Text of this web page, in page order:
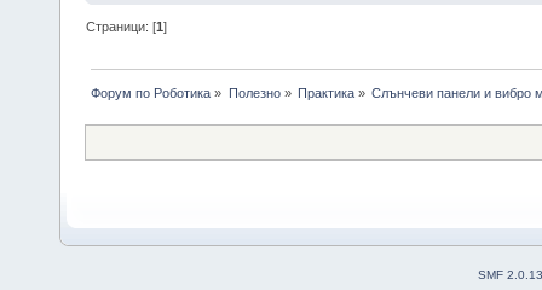
Страници: [1]
Форум по Роботика » Полезно» Практика» Слънчеви панели и вибро
SMF 2.0.13